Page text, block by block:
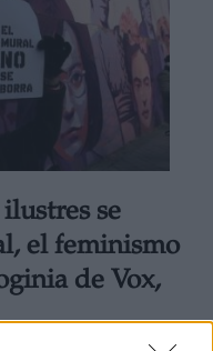
se
el feminismo
de Vox,